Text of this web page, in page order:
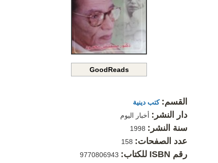
GoodReads
القسم: كتب دينية
دار النشر: أخبار اليوم
سنة النشر:
عدد الصفحات:
رقم ISBN للكتاب: 9770806943